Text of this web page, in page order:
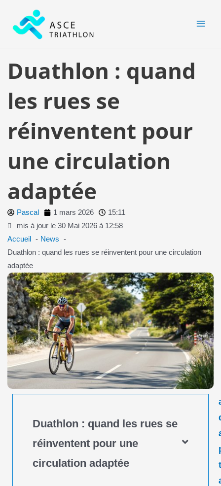
contenu
Duathlon : quand
les rues se
réinventent pour
une circulation
adaptée
Pascal 1 mars 2026
15:11
mis à jour le 30 Mai 2026 à 12:58
Accueil
News
Duathlon : quand les rues se réinventent pour une circulation
adaptée
Duathlon : quand les rues se
réinventent pour une
circulation adaptée